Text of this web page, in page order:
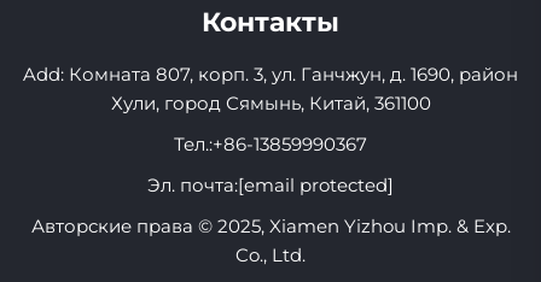
Контакты
Add: Комната 807, корп. 3, ул. Ганчжун, д. 1690, район
Хули, город Сямынь, Китай, 361100
Тел.:+86-13859990367
Эл. почта:[email protected]
Авторские права © 2025, Xiamen Yizhou Imp. & Exp.
Co., Ltd.